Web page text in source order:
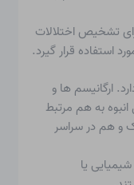
تشخیص اختلالات
استفاده قرار گیرد.
ارگانیسم ها و
به هم مرتبط
و هم در سراسر
یا